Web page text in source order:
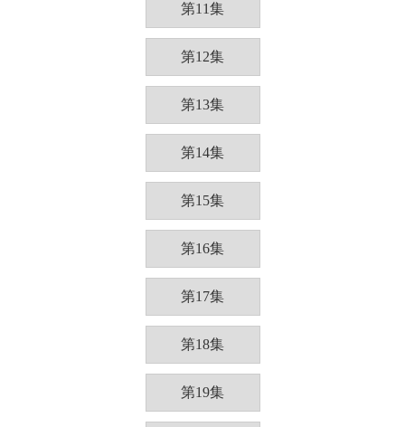
第11集
第12集
第13集
第14集
第15集
第16集
第17集
第18集
第19集